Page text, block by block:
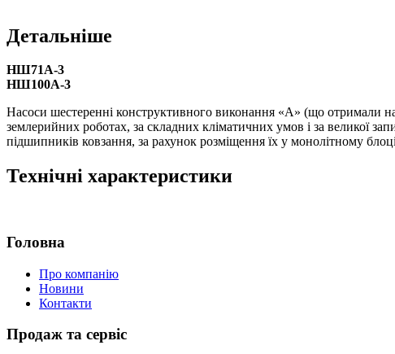
Детальніше
НШ71А-3
НШ100А-3
Насоси шестеренні конструктивного виконання «А» (що отримали
землерийних роботах, за складних кліматичних умов і за великої
підшипників ковзання, за рахунок розміщення їх у монолітному
Технічні характеристики
Головна
Про компанію
Новини
Контакти
Продаж та сервіс